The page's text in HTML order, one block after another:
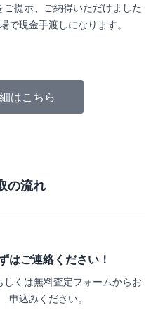
ご提示、ご納得いただけました
で現金手渡しになります。
はこちら
の流れ
はご連絡ください！
しくは無料査定フォームからお
申込みください。